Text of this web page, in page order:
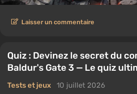
Laisser un commentaire
Quiz : Devinez le secret du
Baldur's Gate 3 — Le quiz
Tests et jeux 10 juillet 2026